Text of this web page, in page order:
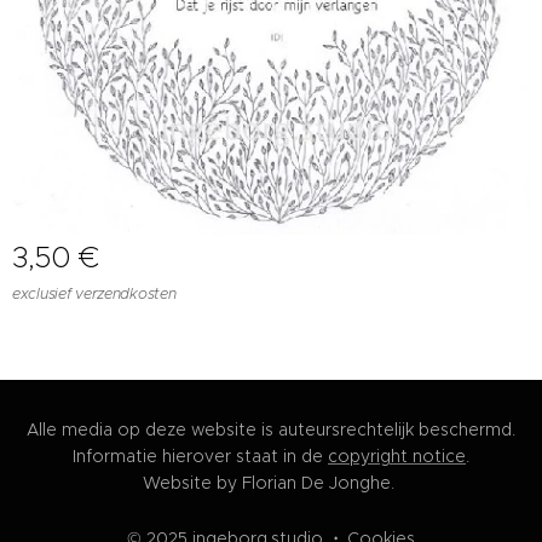
3,50 €
exclusief verzendkosten
Alle media op deze website is auteursrechtelijk beschermd.
Informatie hierover staat in de copyright notice.
Website by Florian De Jonghe.